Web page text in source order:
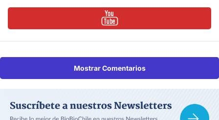
Mostrar Comentarios